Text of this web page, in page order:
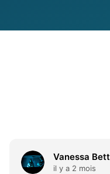
Vanessa
il y a 2 mois